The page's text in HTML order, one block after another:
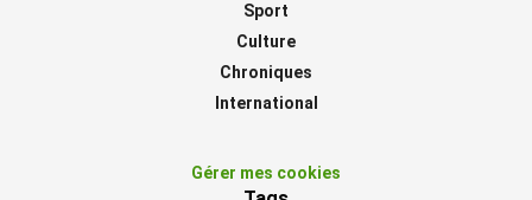
Sport
Culture
Chroniques
International
Gérer mes cookies